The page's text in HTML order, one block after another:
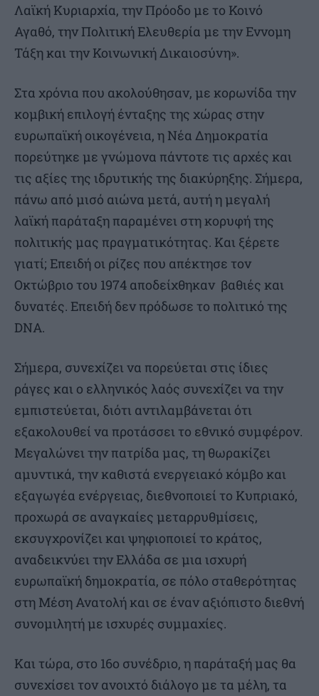
Λαϊκή Κυριαρχία, την Πρόοδο με το Κοινό
Αγαθό, την Πολιτική Ελευθερία με την Εννομη
Τάξη και την Κοινωνική Δικαιοσύνη».
Στα χρόνια που ακολούθησαν, με κορωνίδα την
κομβική επιλογή ένταξης της χώρας στην
ευρωπαϊκή οικογένεια, η Νέα Δημοκρατία
πορεύτηκε με γνώμονα πάντοτε τις αρχές και
τις αξίες της ιδρυτικής της διακύρηξης. Σήμερα,
πάνω από μισό αιώνα μετά, αυτή η μεγαλή
λαϊκή παράταξη παραμένει στη κορυφή της
πολιτικής μας πραγματικότητας. Και ξέρετε
γιατί; Επειδή οι ρίζες που απέκτησε τον
Οκτώβριο του 1974 αποδείχθηκαν βαθιές και
δυνατές. Επειδή δεν πρόδωσε το πολιτικό της
DNA.
Σήμερα, συνεχίζει να πορεύεται στις ίδιες
ράγες και ο ελληνικός λαός συνεχίζει να την
εμπιστεύεται, διότι αντιλαμβάνεται ότι
εξακολουθεί να προτάσσει το εθνικό συμφέρον.
Μεγαλώνει την πατρίδα μας, τη θωρακίζει
αμυντικά, την καθιστά ενεργειακό κόμβο και
εξαγωγέα ενέργειας, διεθνοποιεί το Κυπριακό,
προχωρά σε αναγκαίες μεταρρυθμίσεις,
εκσυγχρονίζει και ψηφιοποιεί το κράτος,
αναδεικνύει την Ελλάδα σε μια ισχυρή
ευρωπαϊκή δημοκρατία, σε πόλο σταθερότητας
στη Μέση Ανατολή και σε έναν αξιόπιστο διεθνή
συνομιλητή με ισχυρές συμμαχίες.
Και τώρα, στο 16ο συνέδριο, η παράταξή μας θα
συνεχίσει τον ανοιχτό διάλογο με τα μέλη, τα